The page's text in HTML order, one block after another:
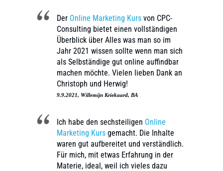
Der Online Marketing Kurs von CPC-
Consulting bietet einen vollständigen
Überblick über Alles was man so im
Jahr 2021 wissen sollte wenn man sich
als Selbständige gut online auffindbar
machen möchte. Vielen lieben Dank an
Christoph und Herwig!
9.9.2021, Willemijn Kriekaard, BA
Ich habe den sechsteiligen Online
Marketing Kurs gemacht. Die Inhalte
waren gut aufbereitet und verständlich.
Für mich, mit etwas Erfahrung in der
Materie, ideal, weil ich vieles dazu